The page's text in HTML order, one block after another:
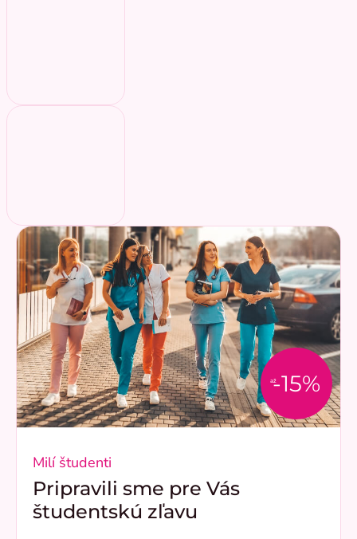
až-15%
Milí študenti
Pripravili sme pre Vás
študentskú zľavu